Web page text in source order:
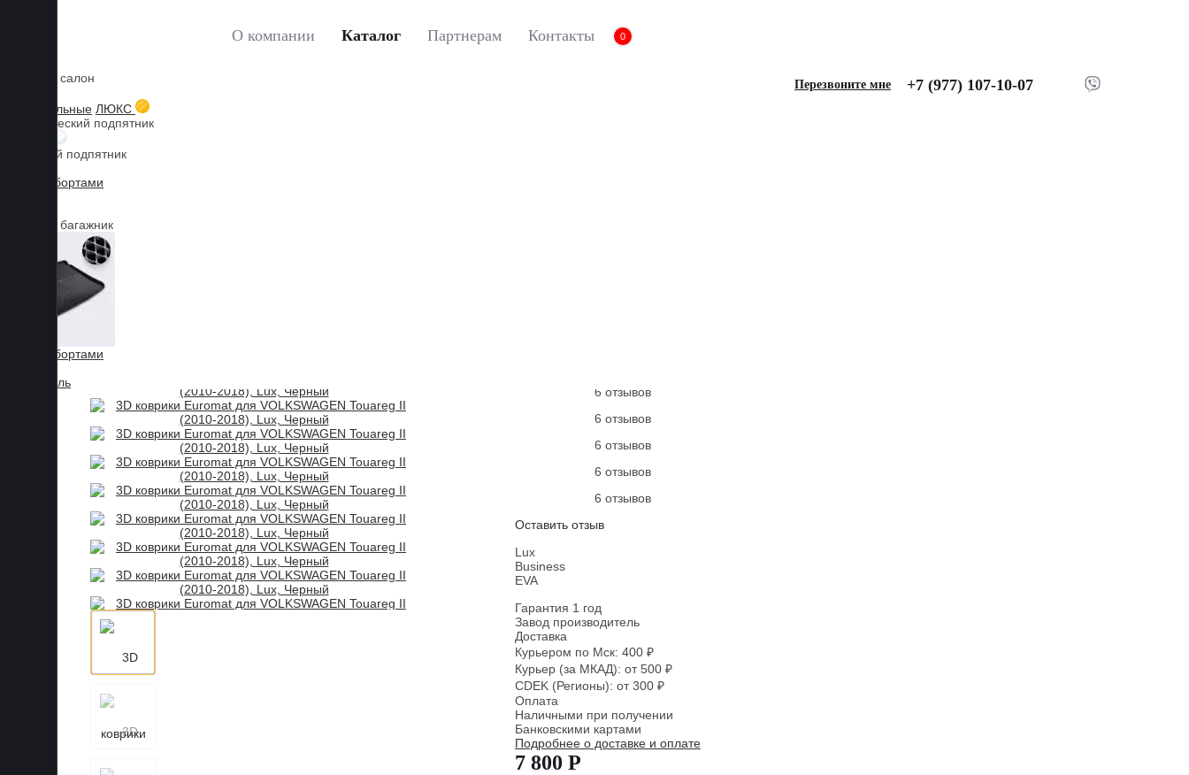
О компании Каталог Партнерам Контакты 0
+7 (977) 107-10-07
Перезвоните мне
Коврики в салон
3D текстильные ЛЮКС
Металлический подпятник
Резиновый подпятник
3D Eva с бортами
Коврики в багажник
3D Eva с бортами
3D Текстиль
Главная
6 отзывов
6 отзывов
6 отзывов
6 отзывов
6 отзывов
Оставить отзыв
Lux
Business
EVA
Гарантия 1 год
Завод производитель
Доставка
Курьером по Мск: 400 ₽
Курьер (за МКАД): от 500 ₽
CDEK (Регионы): от 300 ₽
Оплата
Наличными при получении
Банковскими картами
Подробнее о доставке и оплате
7 800 Р